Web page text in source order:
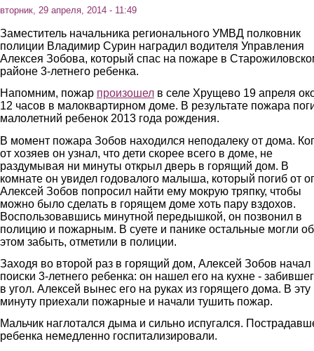
вторник, 29 апреля, 2014 - 11:49
Заместитель начальника регионального УМВД полковник
полиции Владимир Сурин наградил водителя Управления
Алексея Зобова, который спас на пожаре в
районе 3-летнего ребенка.
Напомним, пожар произошел в селе Хрущево 19 апреля
12 часов в малоквартирном доме. В результате пожара
малолетний ребенок 2013 года рождения.
В момент пожара Зобов находился неподалеку от дома.
от хозяев он узнал, что дети скорее всего в доме, не
раздумывая ни минуты открыл дверь в горящий дом. В
комнате он увидел годовалого малыша, который погиб от
Алексей Зобов попросил найти ему мокрую тряпку, чтобы
можно было сделать в горящем доме хоть пару вздохов.
Воспользовавшись минутной передышкой, он позвонил в
полицию и пожарным. В суете и панике остальные могли об
этом забыть, отметили в полиции.
Заходя во второй раз в горящий дом, Алексей Зобов начал
поиски 3-летнего ребенка: он нашел его на кухне -
в угол. Алексей вынес его на руках из горящего дома. В эту
минуту приехали пожарные и начали тушить пожар.
Мальчик наглотался дыма и сильно испугался.
ребенка немедленно госпитализировали.